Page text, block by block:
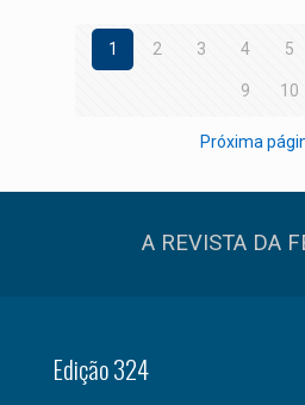
1 2 3 4 5
9 10
Próxima
A REVISTA DA
Edição 324